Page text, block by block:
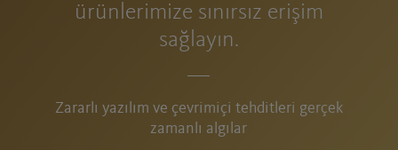
ürünlerimize sınırsız erişim
sağlayın.
Zararlı yazılım ve çevrimiçi tehditleri gerçek
zamanlı algılar